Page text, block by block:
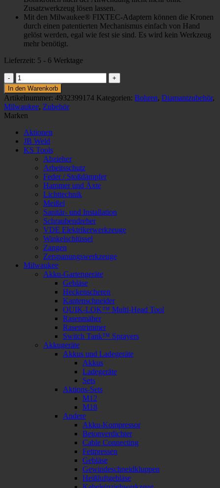
Zusatzwerkzeug lösen lassen.
Mit den Milwaukee® FIXTEC-Adaptern können die Kronen
durch einen patentierten Mechanismus einfach von Hand
gelöst werden, egal wie fest sie sind. Es wird kein Werkzeug
mehr benötigt.
Lieferzeit: 5 - 6 Werktage
ADAPTER
FIXTEC
AUF
M18XM16
Menge
In den Warenkorb
Artikelnummer: 4932399174 Kategorien: Bohren, Diamantzubehör,
Milwaukee, Zubehör
Marken
Aktionen
JB Weld
KS Tools
Abzieher
Arbeitsschutz
Feder / Stoßdämpfer
Hammer und Äxte
Lichttechnik
Meißel
Sanitär- und Installation
Schraubendreher
VDE Elektrikerwerkzeuge
Winkelschlüssel
Zangen
Zerspanungswerkzeuge
Milwaukee
Akku-Gartengeräte
Gebläse
Heckenscheren
Kantenschneider
QUIK-LOK™ Multi-Head Tool
Rasenmäher
Rasentrimmer
Switch Tank™ Sprayers
Akkugeräte
Akkus und Ladegeräte
Akkus
Ladegeräte
Sets
Aktions-Sets
M12
M18
Andere
Akku-Kompressor
Betonverdichter
Cable Connecting
Fettpressen
Gebläse
Gewindeschneidkluppen
Heißluftgebläse